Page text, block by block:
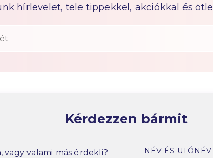
hírlevelet, tele tippekkel, akciókkal és
Kérdezzen bármit
valami más érdekli?
NÉV ÉS UTÓNÉV